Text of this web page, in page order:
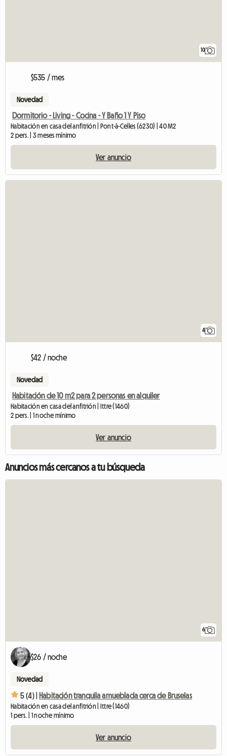
10
$535 / mes
Novedad
Dormitorio - Living - Cocina - Y Baño 1 Y Piso
Habitación en casa del anfitrión | Pont-à-Celles (6230) | 40 M2
2 pers. | 3 meses mínimo
Ver anuncio
4
$42 / noche
Novedad
Habitación de 10 m2 para 2 personas en alquiler
Habitación en casa del anfitrión | Ittre (1460)
2 pers. | 1 noche mínimo
Ver anuncio
Anuncios más cercanos a tu búsqueda
6
$26 / noche
Novedad
5 (4) | Habitación tranquila amueblada cerca de Bruselas
Habitación en casa del anfitrión | Ittre (1460)
1 pers. | 1 noche mínimo
Ver anuncio